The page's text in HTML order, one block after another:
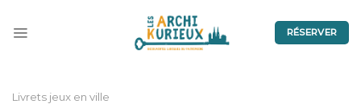
content
RÉSERVER
Livrets jeux en ville